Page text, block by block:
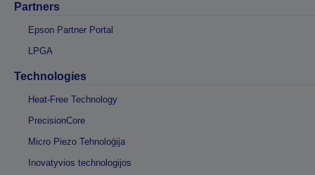
Partners
Epson Partner Portal
LPGA
Technologies
Heat-Free Technology
PrecisionCore
Micro Piezo Tehnoloģija
Inovatyvios technologijos